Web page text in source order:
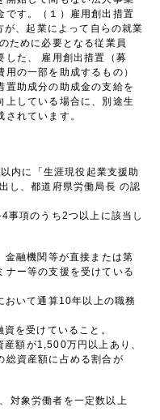
です。（１）雇用創出措置
、起業によって自らの就業
ために必要となる従業員
した、 雇用創出措置（募
の一部を助成するもの）
置助成分の助成金の支給を
上している場合に、別途生
れています。
内に「生涯現役起業支援助
し、都道府県労働局長 の認
事項のうち2つ以上に該当し
機関等が直接または第
ナー等の支援を受けている
て通算10年以上の職務
受けていること。
が1,500万円以上あり、
総資産額に占める割合が
対象労働者を一定数以上